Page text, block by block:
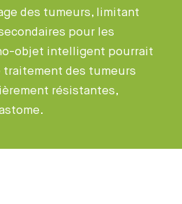
des tumeurs, limitant
pour les
objet intelligent pourrait
des tumeurs
résistantes,